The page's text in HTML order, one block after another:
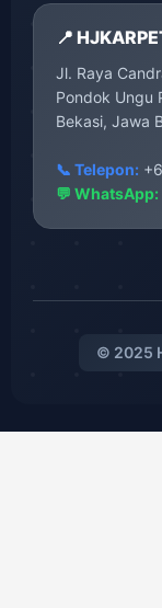
📍
Jl. Raya
Pondok Ungu
Bekasi, Jawa
📞 Telepon:
💬 WhatsApp:
© 2025